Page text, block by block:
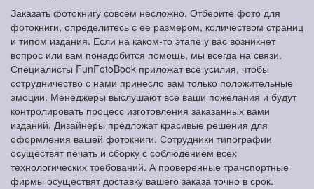
Заказать фотокнигу совсем несложно. Отберите фото для
фотокниги, определитесь с ее размером, количеством страниц
и типом издания. Если на каком-то этапе у вас возникнет
вопрос или вам понадобится помощь, мы всегда на связи.
Специалисты FunFotoBook приложат все усилия, чтобы
сотрудничество с нами принесло вам только положительные
эмоции. Менеджеры выслушают все ваши пожелания и будут
контролировать процесс изготовления заказанных вами
изданий. Дизайнеры предложат красивые решения для
оформления вашей фотокниги. Сотрудники типографии
осуществят печать и сборку с соблюдением всех
технологических требований. А проверенные транспортные
фирмы осуществят доставку вашего заказа точно в срок.